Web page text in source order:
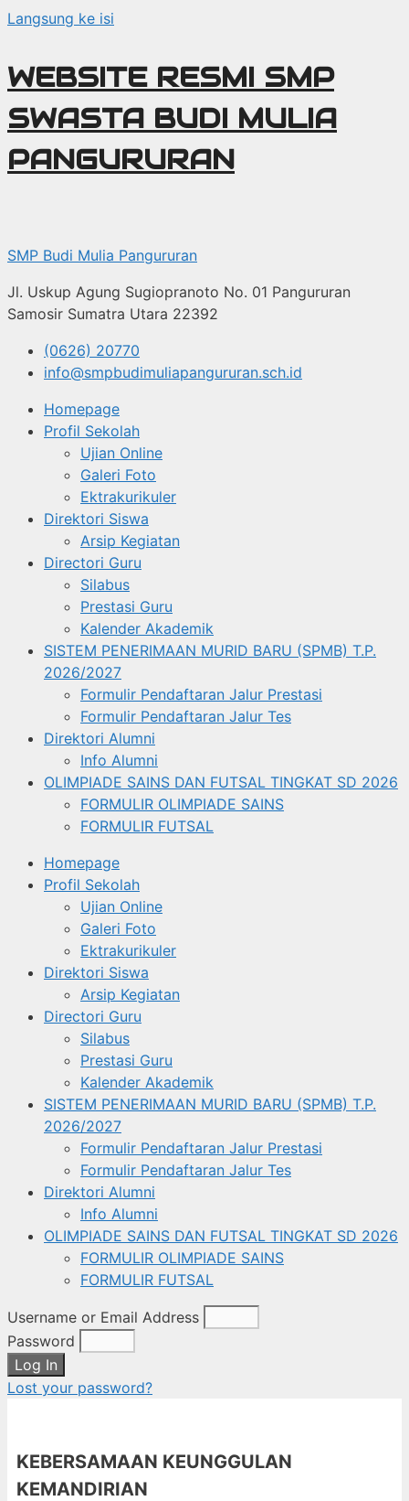
Langsung ke isi
WEBSITE RESMI SMP
SWASTA BUDI MULIA
PANGURURAN
SMP Budi Mulia Pangururan
Jl. Uskup Agung Sugiopranoto No. 01 Pangururan
Samosir Sumatra Utara 22392
(0626) 20770
info@smpbudimuliapangururan.sch.id
Homepage
Profil Sekolah
Ujian Online
Galeri Foto
Ektrakurikuler
Direktori Siswa
Arsip Kegiatan
Directori Guru
Silabus
Prestasi Guru
Kalender Akademik
SISTEM PENERIMAAN MURID BARU (SPMB) T.P.
2026/2027
Formulir Pendaftaran Jalur Prestasi
Formulir Pendaftaran Jalur Tes
Direktori Alumni
Info Alumni
OLIMPIADE SAINS DAN FUTSAL TINGKAT SD 2026
FORMULIR OLIMPIADE SAINS
FORMULIR FUTSAL
Homepage
Profil Sekolah
Ujian Online
Galeri Foto
Ektrakurikuler
Direktori Siswa
Arsip Kegiatan
Directori Guru
Silabus
Prestasi Guru
Kalender Akademik
SISTEM PENERIMAAN MURID BARU (SPMB) T.P.
2026/2027
Formulir Pendaftaran Jalur Prestasi
Formulir Pendaftaran Jalur Tes
Direktori Alumni
Info Alumni
OLIMPIADE SAINS DAN FUTSAL TINGKAT SD 2026
FORMULIR OLIMPIADE SAINS
FORMULIR FUTSAL
Username or Email Address
Password
Log In
Lost your password?
KEBERSAMAAN KEUNGGULAN
KEMANDIRIAN